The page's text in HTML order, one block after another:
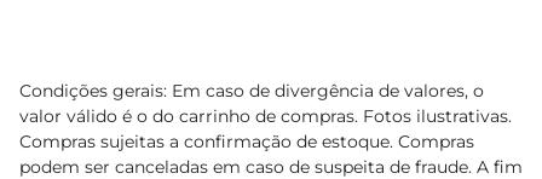
Condições gerais: Em caso de divergência de valores, o
valor válido é o do carrinho de compras. Fotos ilustrativas.
Compras sujeitas a confirmação de estoque. Compras
podem ser canceladas em caso de suspeita de fraude. A fim